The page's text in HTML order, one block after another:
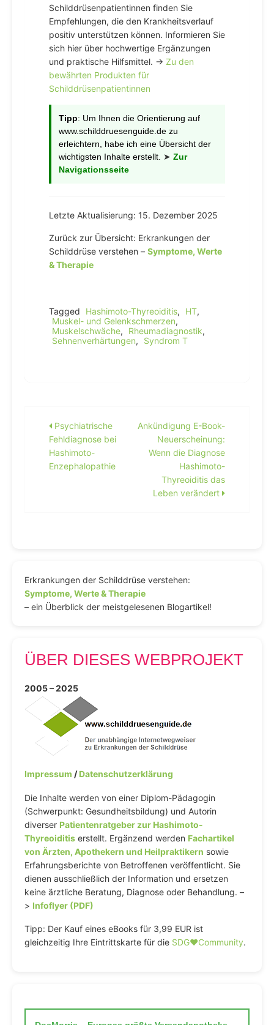
Schilddrüsenpatientinnen finden Sie
Empfehlungen, die den Krankheitsverlauf
positiv unterstützen können. Informieren Sie
sich hier über hochwertige Ergänzungen
und praktische Hilfsmittel. → Zu den
bewährten Produkten für
Schilddrüsenpatientinnen
Tipp: Um Ihnen die Orientierung auf
www.schilddruesenguide.de zu
erleichtern, habe ich eine Übersicht der
wichtigsten Inhalte erstellt. ➤ Zur
Navigationsseite
Letzte Aktualisierung: 15. Dezember 2025
Zurück zur Übersicht: Erkrankungen der
Schilddrüse verstehen – Symptome, Werte
& Therapie
Tagged Hashimoto-Thyreoiditis, HT,
Muskel- und Gelenkschmerzen,
Muskelschwäche, Rheumadiagnostik,
Sehnenverhärtungen, Syndrom T
Beitragsnavigation
Psychiatrische
Fehldiagnose bei
Hashimoto-
Enzephalopathie
Ankündigung E-Book-
Neuerscheinung:
Wenn die Diagnose
Hashimoto-
Thyreoiditis das
Leben verändert
Erkrankungen der Schilddrüse verstehen:
Symptome, Werte & Therapie
– ein Überblick der meistgelesenen Blogartikel!
ÜBER DIESES WEBPROJEKT
2005 – 2025
Impressum /Datenschutzerklärung
Die Inhalte werden von einer Diplom-Pädagogin
(Schwerpunkt: Gesundheitsbildung) und Autorin
diverser Patientenratgeber zur Hashimoto-
Thyreoiditis erstellt. Ergänzend werden Fachartikel
von Ärzten, Apothekern und Heilpraktikern sowie
Erfahrungsberichte von Betroffenen veröffentlicht. Sie
dienen ausschließlich der Information und ersetzen
keine ärztliche Beratung, Diagnose oder Behandlung. –
> Infoflyer (PDF)
Tipp: Der Kauf eines eBooks für 3,99 EUR ist
gleichzeitig Ihre Eintrittskarte für die SDG♥️Community.